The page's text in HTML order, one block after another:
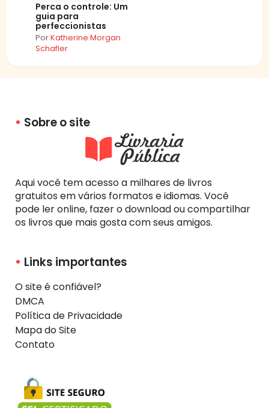
Perca o controle: Um
guia para
perfeccionistas
PorKatherine Morgan
Schafler
Sobre o site
Aqui você tem acesso a milhares de livros
gratuitos em vários formatos e idiomas. Você
pode ler online, fazer o download ou compartilhar
os livros que mais gosta com seus amigos.
Links importantes
O site é confiável?
DMCA
Política de Privacidade
Mapa do Site
Contato